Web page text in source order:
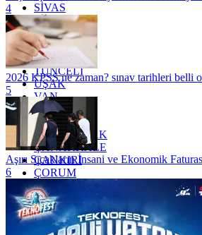
SİVAS
SİİRT
TEKİRDAĞ
TOKAT
TRABZON
TUNCELİ
UŞAK
VAN
YALOVA
YOZGAT
ZONGULDAK
ÇANAKKALE
ÇANKIRI
ÇORUM
İSTANBUL
İZMİR
ŞANLIURFA
ŞIRNAK
4
2026 KPSS ne zaman? sınav tarihleri belli
5
Aşırı Sıcakların İnsani ve Ekonomik
6